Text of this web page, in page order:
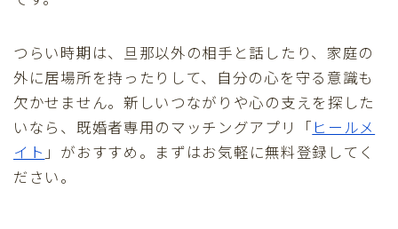
つらい時期は、旦那以外の相手と話したり、家庭の
外に居場所を持ったりして、自分の心を守る意識も
欠かせません。新しいつながりや心の支えを探した
いなら、既婚者専用のマッチングアプリ「 ヒールメ
イト 」がおすすめ。まずはお気軽に無料登録してく
ださい。